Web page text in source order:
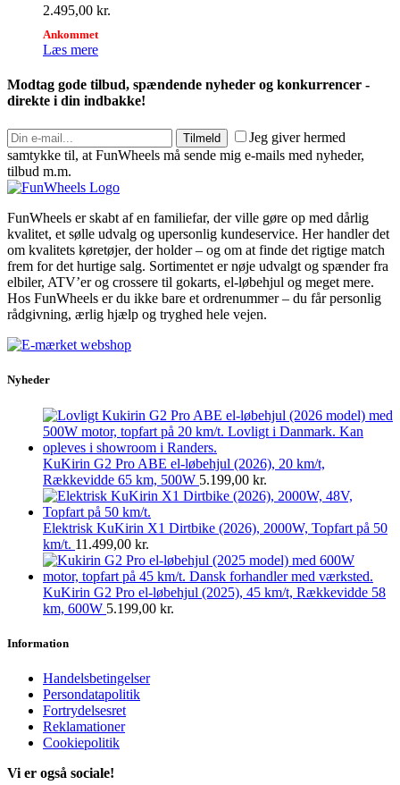
2.495,00 kr.
Ankommet
Læs mere
Modtag gode tilbud, spændende nyheder og konkurrencer -
direkte i din indbakke!
Tilmeld
Jeg giver hermed
samtykke til, at FunWheels må sende mig e-mails med nyheder,
tilbud m.m.
FunWheels er skabt af en familiefar, der ville gøre op med dårlig
kvalitet, et sølle udvalg og upersonlig kundeservice. Her handler det
om kvalitets køretøjer, der holder – og om at finde det rigtige match
frem for det hurtige salg. Sortimentet er nøje udvalgt og spænder fra
elbiler, ATV’er og crossere til gokarts, el-løbehjul og meget mere.
Hos FunWheels er du ikke bare et ordrenummer – du får personlig
rådgivning, ærlig hjælp og tryghed hele vejen.
Nyheder
KuKirin G2 Pro ABE el-løbehjul (2026), 20 km/t,
Rækkevidde 65 km, 500W 5.199,00 kr.
Elektrisk KuKirin X1 Dirtbike (2026), 2000W, Topfart på 50
km/t. 11.499,00 kr.
KuKirin G2 Pro el-løbehjul (2025), 45 km/t, Rækkevidde 58
km, 600W 5.199,00 kr.
Information
Handelsbetingelser
Persondatapolitik
Fortrydelsesret
Reklamationer
Cookiepolitik
Vi er også sociale!